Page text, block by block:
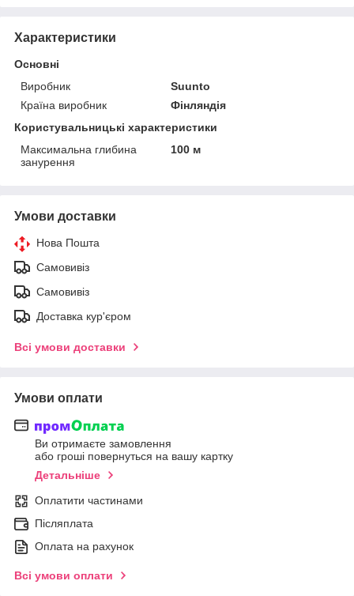
Характеристики
Основні
Виробник
Suunto
Країна виробник
Фінляндія
Користувальницькі характеристики
Максимальна глибина
занурення
100 м
Умови доставки
Нова Пошта
Самовивіз
Самовивіз
Доставка кур'єром
Всі умови доставки
Умови оплати
Ви отримаєте замовлення
або гроші повернуться на вашу картку
Детальніше
Оплатити частинами
Післяплата
Оплата на рахунок
Всі умови оплати